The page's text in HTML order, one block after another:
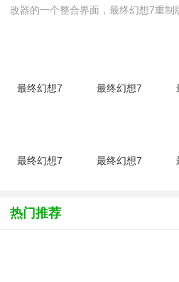
改器的一个整合界面，最终幻想7重制
最终幻想7
版
最终幻想7
色版
最终幻想7
改器(更新
2)v1.0
最终幻想7
热门推荐